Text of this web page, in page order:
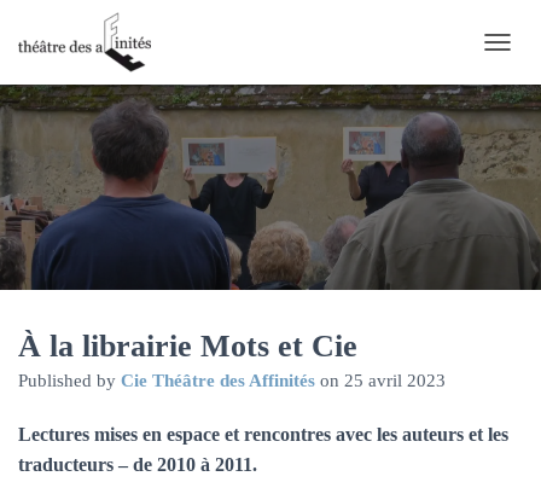
U
V
I
/
M
A
À la librairie Mots et Cie
Published by Cie Théâtre des Affinités on 25 avril 2023
Lectures mises en espace et rencontres avec les auteurs et les
traducteurs – de 2010 à 2011.